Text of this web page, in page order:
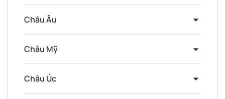
Châu Âu
Châu Mỹ
Châu Úc